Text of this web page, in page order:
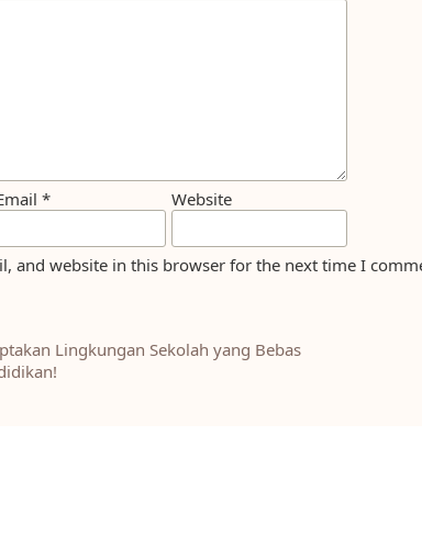
* Website
and website in this browser for the next time I
Lingkungan Sekolah yang Bebas